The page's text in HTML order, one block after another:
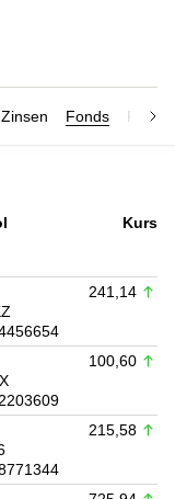
Fonds
Kurs
241,14
100,60
215,58